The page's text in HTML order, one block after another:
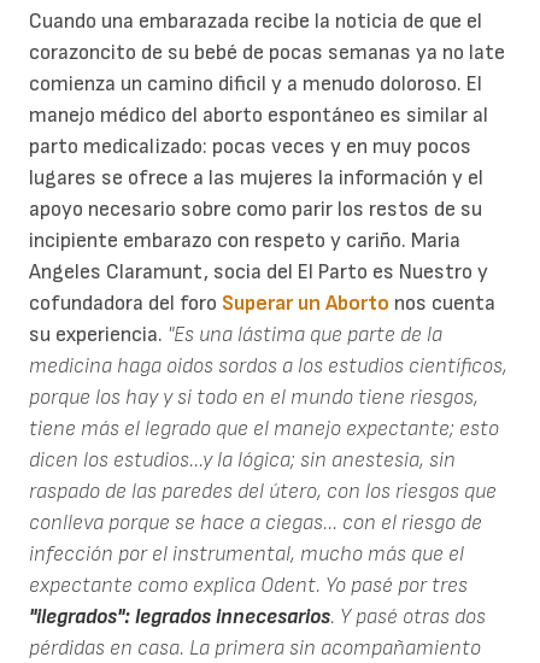
Cuando una embarazada recibe la noticia de que el
corazoncito de su bebé de pocas semanas ya no late
comienza un camino dificil y a menudo doloroso. El
manejo médico del aborto espontáneo es similar al
parto medicalizado: pocas veces y en muy pocos
lugares se ofrece a las mujeres la información y el
apoyo necesario sobre como parir los restos de su
incipiente embarazo con respeto y cariño. Maria
Angeles Claramunt, socia del El Parto es Nuestro y
cofundadora del foro Superar un Aborto nos cuenta
su experiencia. "Es una lástima que parte de la
medicina haga oidos sordos a los estudios científicos,
porque los hay y si todo en el mundo tiene riesgos,
tiene más el legrado que el manejo expectante; esto
dicen los estudios...y la lógica; sin anestesia, sin
raspado de las paredes del útero, con los riesgos que
conlleva porque se hace a ciegas... con el riesgo de
infección por el instrumental, mucho más que el
expectante como explica Odent. Yo pasé por tres
"ilegrados": legrados innecesarios. Y pasé otras dos
pérdidas en casa. La primera sin acompañamiento